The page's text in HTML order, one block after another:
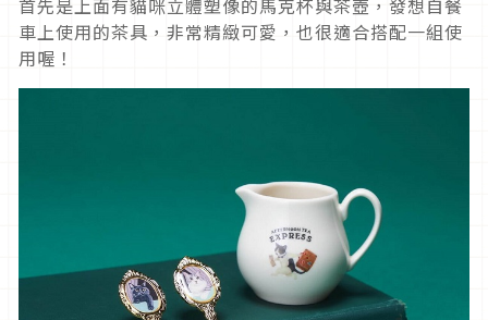
車上使用的茶具，非常精緻可愛，也很適合搭配一組使
用喔！